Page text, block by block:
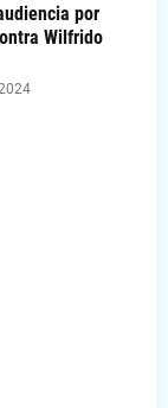
por
Wilfrido